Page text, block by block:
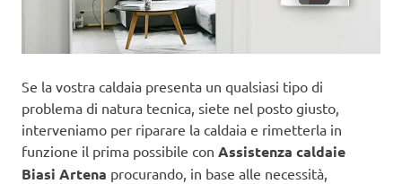
Se la vostra caldaia presenta un qualsiasi tipo di
problema di natura tecnica, siete nel posto giusto,
interveniamo per riparare la caldaia e rimetterla in
funzione il prima possibile con Assistenza caldaie
Biasi Artena procurando, in base alle necessità,